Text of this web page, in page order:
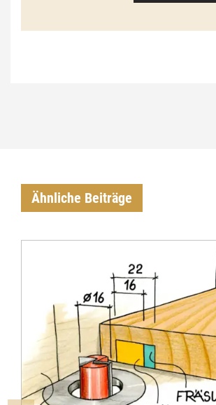
Ähnliche Beiträge